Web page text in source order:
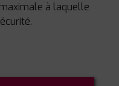
à laquelle